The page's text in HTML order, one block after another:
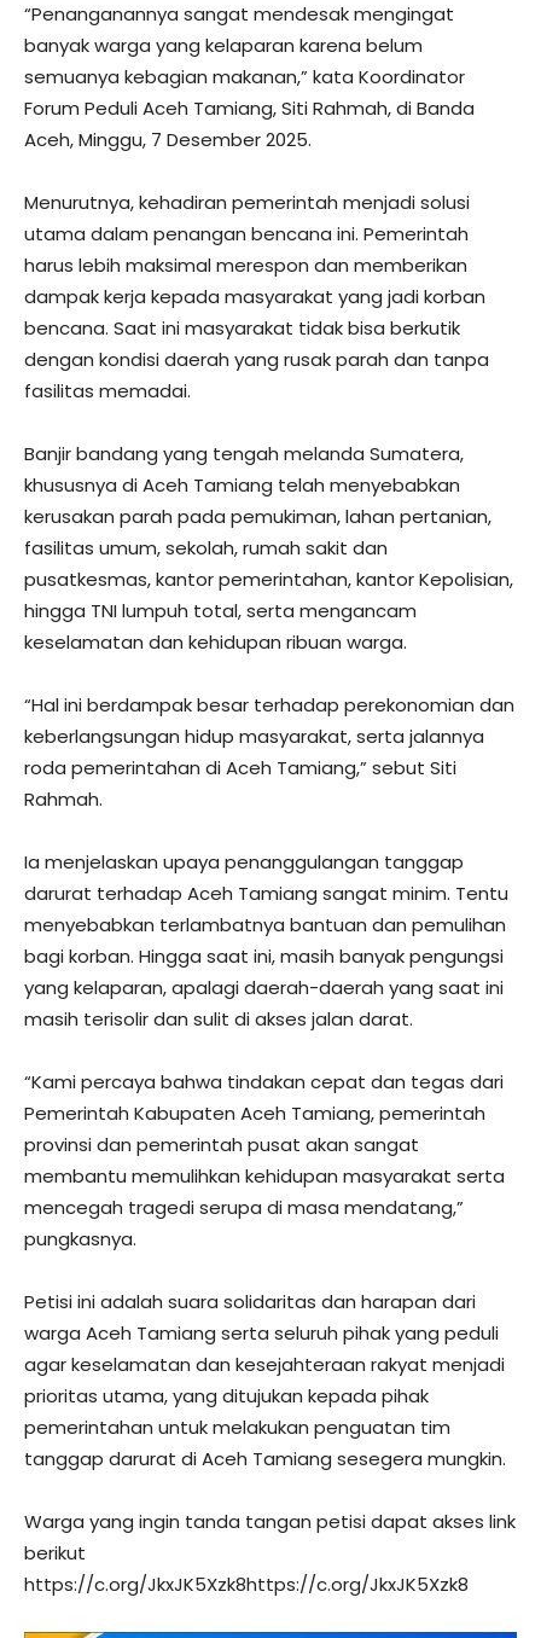
“Penanganannya sangat mendesak mengingat
banyak warga yang kelaparan karena belum
semuanya kebagian makanan,” kata Koordinator
Forum Peduli Aceh Tamiang, Siti Rahmah, di Banda
Aceh, Minggu, 7 Desember 2025.
Menurutnya, kehadiran pemerintah menjadi solusi
utama dalam penangan bencana ini. Pemerintah
harus lebih maksimal merespon dan memberikan
dampak kerja kepada masyarakat yang jadi korban
bencana. Saat ini masyarakat tidak bisa berkutik
dengan kondisi daerah yang rusak parah dan tanpa
fasilitas memadai.
Banjir bandang yang tengah melanda Sumatera,
khususnya di Aceh Tamiang telah menyebabkan
kerusakan parah pada pemukiman, lahan pertanian,
fasilitas umum, sekolah, rumah sakit dan
pusatkesmas, kantor pemerintahan, kantor Kepolisian,
hingga TNI lumpuh total, serta mengancam
keselamatan dan kehidupan ribuan warga.
“Hal ini berdampak besar terhadap perekonomian dan
keberlangsungan hidup masyarakat, serta jalannya
roda pemerintahan di Aceh Tamiang,” sebut Siti
Rahmah.
Ia menjelaskan upaya penanggulangan tanggap
darurat terhadap Aceh Tamiang sangat minim. Tentu
menyebabkan terlambatnya bantuan dan pemulihan
bagi korban. Hingga saat ini, masih banyak pengungsi
yang kelaparan, apalagi daerah-daerah yang saat ini
masih terisolir dan sulit di akses jalan darat.
“Kami percaya bahwa tindakan cepat dan tegas dari
Pemerintah Kabupaten Aceh Tamiang, pemerintah
provinsi dan pemerintah pusat akan sangat
membantu memulihkan kehidupan masyarakat serta
mencegah tragedi serupa di masa mendatang,”
pungkasnya.
Petisi ini adalah suara solidaritas dan harapan dari
warga Aceh Tamiang serta seluruh pihak yang peduli
agar keselamatan dan kesejahteraan rakyat menjadi
prioritas utama, yang ditujukan kepada pihak
pemerintahan untuk melakukan penguatan tim
tanggap darurat di Aceh Tamiang sesegera mungkin.
Warga yang ingin tanda tangan petisi dapat akses link
berikut
https://c.org/JkxJK5Xzk8https://c.org/JkxJK5Xzk8